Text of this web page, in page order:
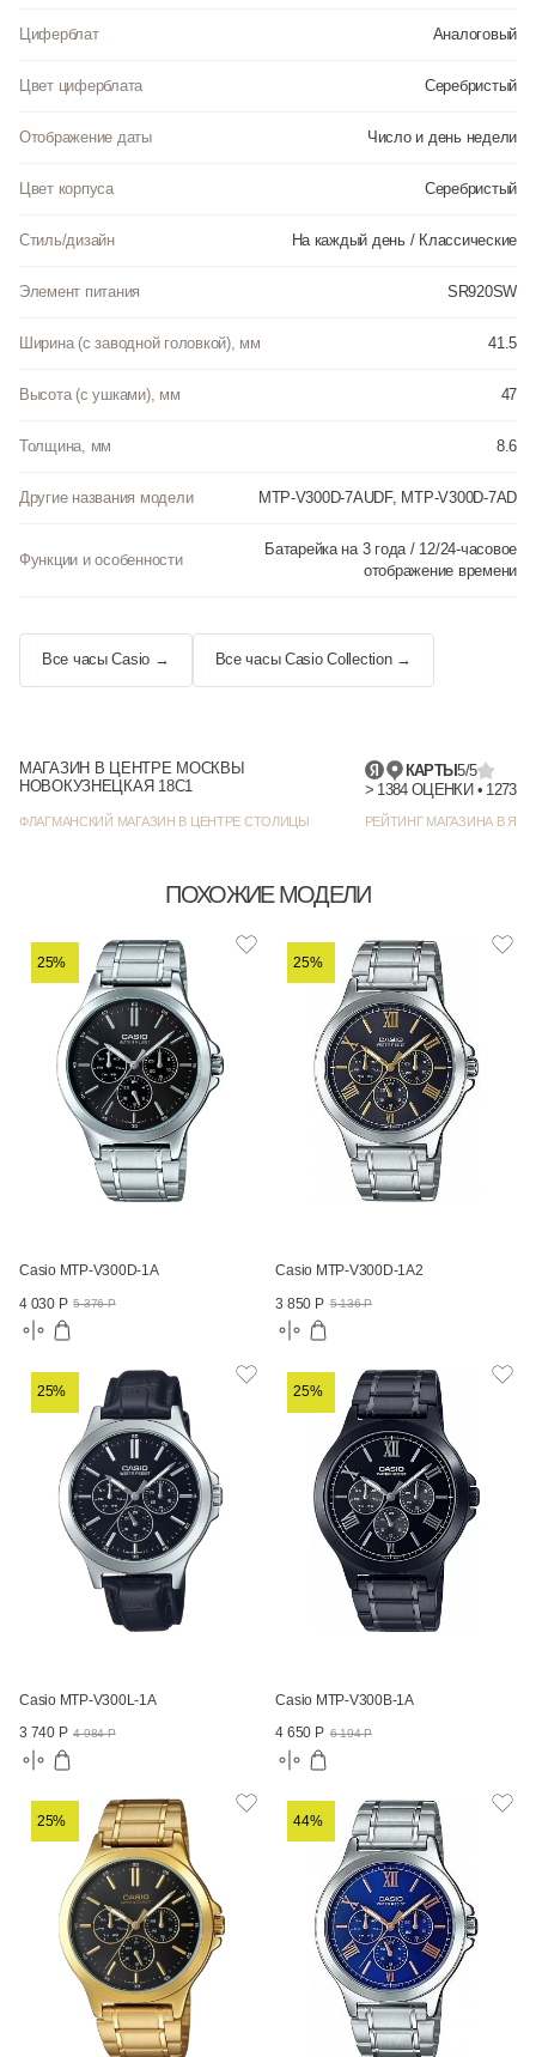
Циферблат Аналоговый
Цвет циферблата Серебристый
Отображение даты Число и день недели
Цвет корпуса Серебристый
Стиль/дизайн На каждый день / Классические
Элемент питания SR920SW
Ширина (с заводной головкой), мм 41.5
Высота (с ушками), мм 47
Толщина, мм 8.6
Другие названия модели MTP-V300D-7AUDF, MTP-V300D-7AD
Функции и особенности
Батарейка на 3 года / 12/24-часовое
отображение времени
Все часы Casio → Все часы Casio Collection →
МАГАЗИН В ЦЕНТРЕ МОСКВЫ
НОВОКУЗНЕЦКАЯ 18С1
ФЛАГМАНСКИЙ МАГАЗИН В ЦЕНТРЕ СТОЛИЦЫ
КАРТЫ5/5
РЕЙТИНГ МАГАЗИНА В
ПОХОЖИЕ МОДЕЛИ
25%
Casio MTP-V300D-1A
4 030 Р 5 376 Р
25%
Casio MTP-V300D-1A2
3 850 Р 5 136 Р
25%
Casio MTP-V300L-1A
3 740 Р 4 984 Р
25%
Casio MTP-V300B-1A
4 650 Р 6 194 Р
25% 44%